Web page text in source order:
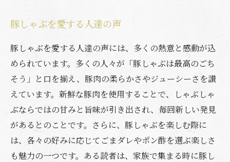
豚しゃぶを愛する人達の声
豚しゃぶを愛する人達の声には、多くの熱意と感動が込
められています。多くの人々が「豚しゃぶは最高のごち
そう」と口を揃え、豚肉の柔らかさやジューシーさを讃
えています。新鮮な豚肉を使用することで、しゃぶしゃ
ぶならではの甘みと旨味が引き出され、毎回新しい発見
があるとのことです。さらに、豚しゃぶを楽しむ際に
は、各々の好みに応じてごまダレやポン酢を選ぶ楽しさ
も魅力の一つです。ある読者は、家族で集まる時に豚し